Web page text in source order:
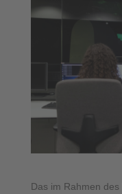
Das im Rahmen des